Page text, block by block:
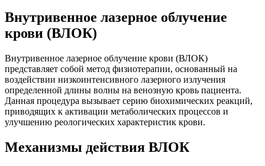
Внутривенное лазерное облучение
крови (ВЛОК)
Внутривенное лазерное облучение крови (ВЛОК)
представляет собой метод физиотерапии, основанный на
воздействии низкоинтенсивного лазерного излучения
определенной длины волны на венозную кровь пациента.
Данная процедура вызывает серию биохимических реакций,
приводящих к активации метаболических процессов и
улучшению реологических характеристик крови.
Механизмы действия ВЛОК